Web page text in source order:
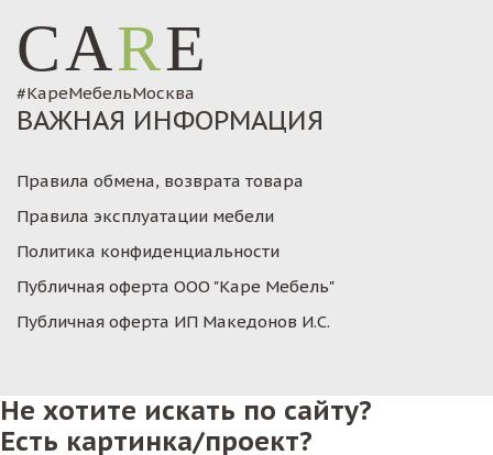
CARE
#КареМебельМосква
ВАЖНАЯ ИНФОРМАЦИЯ
Правила обмена, возврата товара
Правила эксплуатации мебели
Политика конфиденциальности
Публичная оферта ООО "Каре Мебель"
Публичная оферта ИП Македонов И.С.
Не хотите искать по сайту?
Есть картинка/проект?